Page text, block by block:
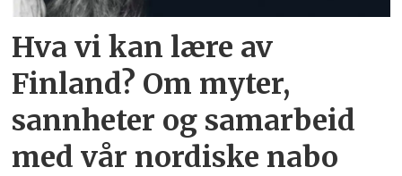
Hva vi kan lære av
Finland? Om myter,
sannheter og samarbeid
med vår nordiske nabo